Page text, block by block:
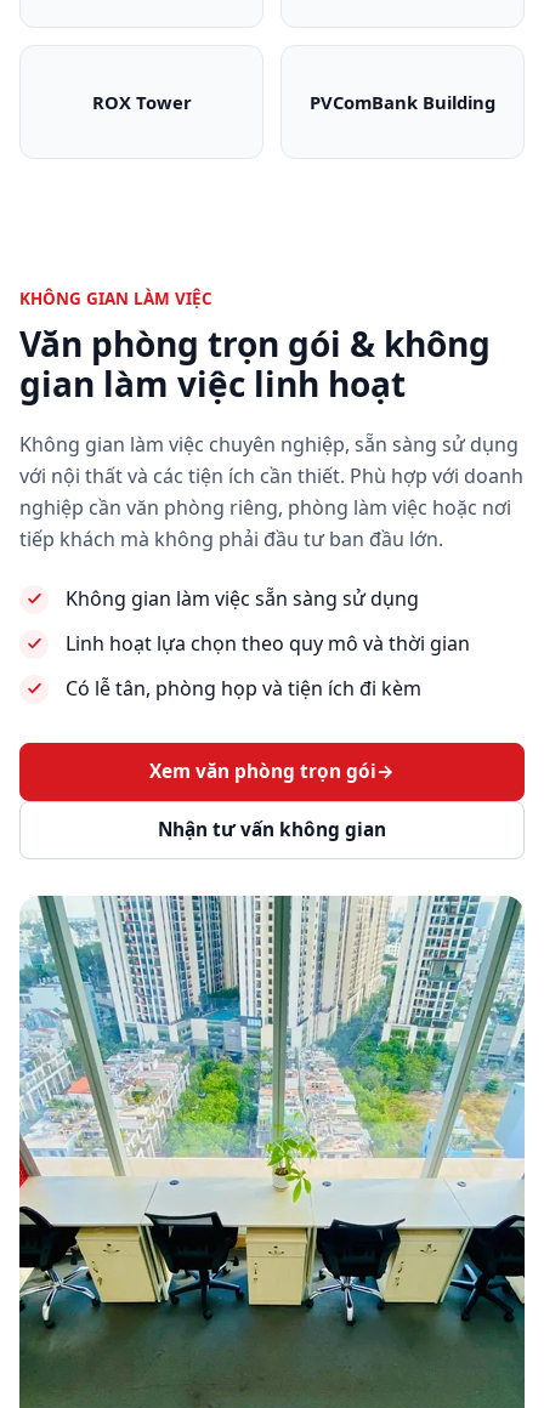
ROX Tower
ROX Tower
PVComBank Building
PVComBank
KHÔNG GIAN LÀM VIỆC
Văn phòng trọn gói & không
gian làm việc linh hoạt
Không gian làm việc chuyên nghiệp, sẵn sàng sử dụng
với nội thất và các tiện ích cần thiết. Phù hợp với doanh
nghiệp cần văn phòng riêng, phòng làm việc hoặc nơi
tiếp khách mà không phải đầu tư ban đầu lớn.
Không gian làm việc sẵn sàng sử dụng
Linh hoạt lựa chọn theo quy mô và thời gian
Có lễ tân, phòng họp và tiện ích đi kèm
Xem văn phòng trọn gói→
Nhận tư vấn không gian